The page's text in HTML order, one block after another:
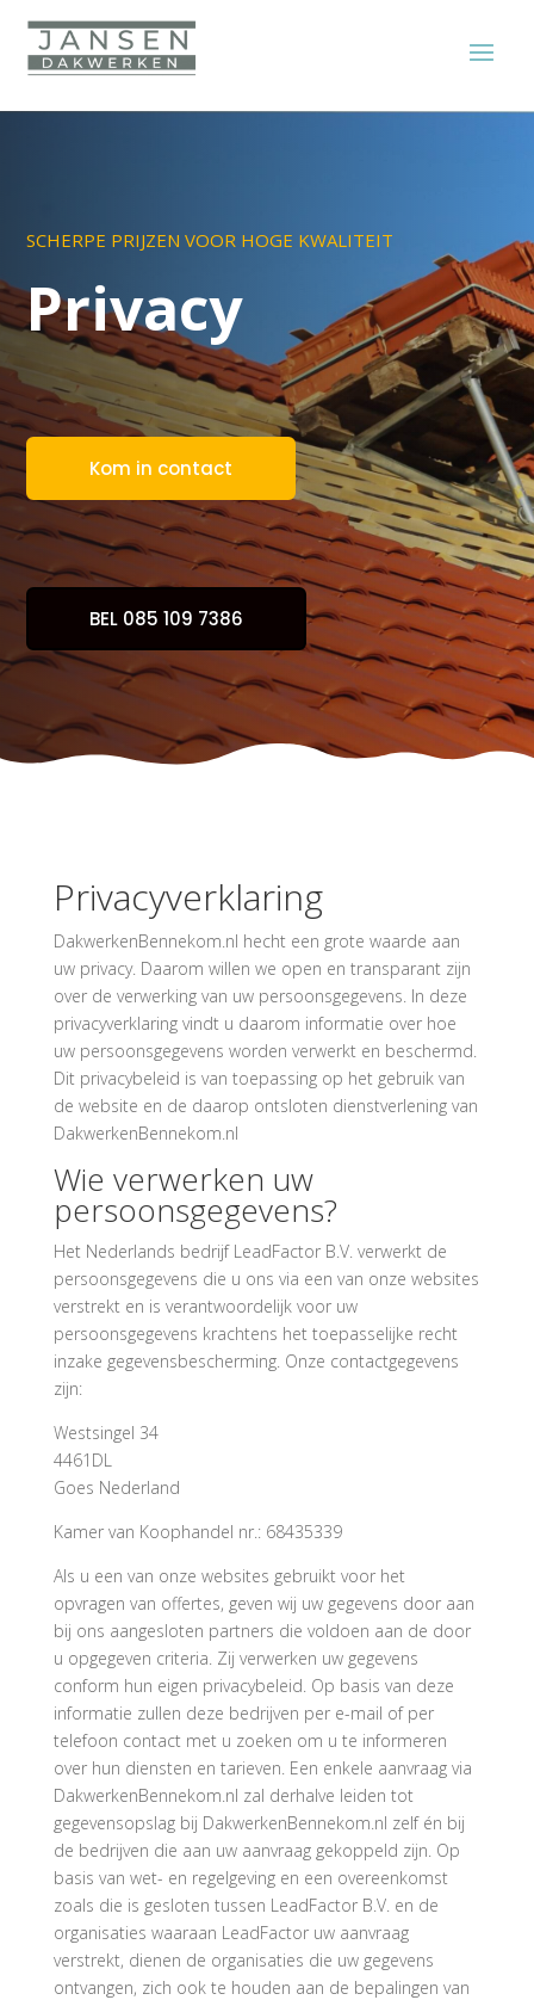
SCHERPE PRIJZEN VOOR HOGE KWALITEIT
Privacy
Kom in contact
BEL 085 109 7386
Privacyverklaring
DakwerkenBennekom.nl hecht een grote waarde aan
uw privacy. Daarom willen we open en transparant zijn
over de verwerking van uw persoonsgegevens. In deze
privacyverklaring vindt u daarom informatie over hoe
uw persoonsgegevens worden verwerkt en beschermd.
Dit privacybeleid is van toepassing op het gebruik van
de website en de daarop ontsloten dienstverlening van
DakwerkenBennekom.nl
Wie verwerken uw
persoonsgegevens?
Het Nederlands bedrijf LeadFactor B.V. verwerkt de
persoonsgegevens die u ons via een van onze websites
verstrekt en is verantwoordelijk voor uw
persoonsgegevens krachtens het toepasselijke recht
inzake gegevensbescherming. Onze contactgegevens
zijn:
Westsingel 34
4461DL
Goes Nederland
Kamer van Koophandel nr.: 68435339
Als u een van onze websites gebruikt voor het
opvragen van offertes, geven wij uw gegevens door aan
bij ons aangesloten partners die voldoen aan de door
u opgegeven criteria. Zij verwerken uw gegevens
conform hun eigen privacybeleid. Op basis van deze
informatie zullen deze bedrijven per e-mail of per
telefoon contact met u zoeken om u te informeren
over hun diensten en tarieven. Een enkele aanvraag via
DakwerkenBennekom.nl zal derhalve leiden tot
gegevensopslag bij DakwerkenBennekom.nl zelf én bij
de bedrijven die aan uw aanvraag gekoppeld zijn. Op
basis van wet- en regelgeving en een overeenkomst
zoals die is gesloten tussen LeadFactor B.V. en de
organisaties waaraan LeadFactor uw aanvraag
verstrekt, dienen de organisaties die uw gegevens
ontvangen, zich ook te houden aan de bepalingen van